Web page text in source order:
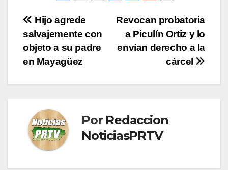
Navegación
de
entradas
Revocan probatoria
a Piculín Ortiz y lo
envían derecho a la
cárcel
Hijo agrede
salvajemente con
objeto a su padre
en Mayagüez
Por Redaccion
NoticiasPRTV